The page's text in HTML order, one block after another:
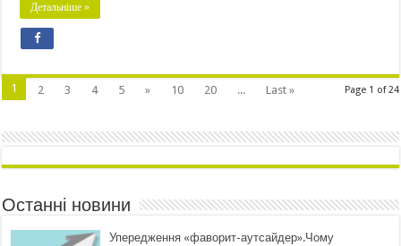
Детальніше »
Page 1 of 24
1 2 3 4 5 » 10 20 ... Last »
Останні новини
Упередження «фаворит-аутсайдер».Чому